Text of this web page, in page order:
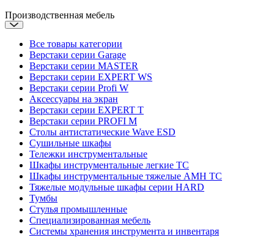
Производственная мебель
Все товары категории
Верстаки серии Garage
Верстаки серии MASTER
Верстаки серии EXPERT WS
Верстаки серии Profi W
Аксессуары на экран
Верстаки серии EXPERT T
Верстаки серии PROFI M
Столы антистатические Wave ESD
Cушильные шкафы
Тележки инструментальные
Шкафы инструментальные легкие ТС
Шкафы инструментальные тяжелые AMH TC
Тяжелые модульные шкафы серии HARD
Тумбы
Стулья промышленные
Cпециализированная мебель
Системы хранения инструмента и инвентаря